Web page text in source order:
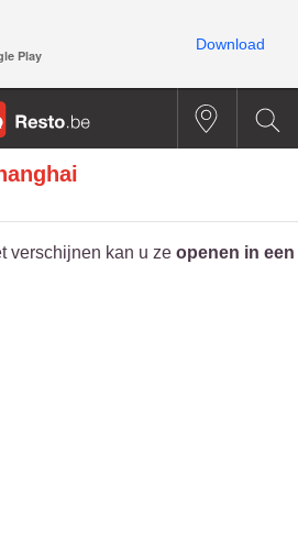
verschijnen kan u ze openen in een
Play
Download